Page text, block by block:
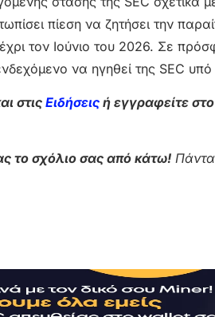
πίεση να ζητήσει την
τον Ιούνιο του 2026. Σε
να ηγηθεί της SEC
στιςΕιδήσεις ή εγγραφείτε
το σχόλιο σας από κάτω!